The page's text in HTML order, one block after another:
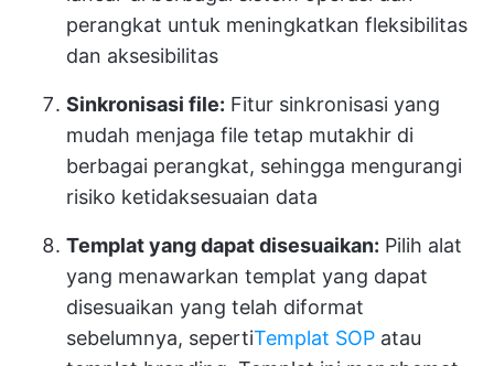
perangkat untuk meningkatkan fleksibilitas
dan aksesibilitas
Sinkronisasi file: Fitur sinkronisasi yang
mudah menjaga file tetap mutakhir di
berbagai perangkat, sehingga mengurangi
risiko ketidaksesuaian data
Templat yang dapat disesuaikan: Pilih alat
yang menawarkan templat yang dapat
disesuaikan yang telah diformat
sebelumnya, sepertiTemplat SOP atau